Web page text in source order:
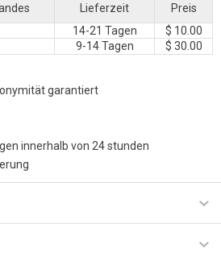
Lieferzeit
Preis
14-21 Tagen
$ 10.00
9-14 Tagen
$ 30.00
garantiert
innerhalb von 24 stunden